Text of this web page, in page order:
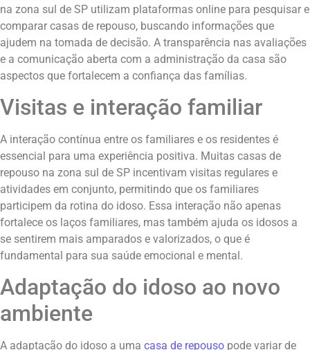
na zona sul de SP utilizam plataformas online para pesquisar e
comparar casas de repouso, buscando informações que
ajudem na tomada de decisão. A transparência nas avaliações
e a comunicação aberta com a administração da casa são
aspectos que fortalecem a confiança das famílias.
Visitas e interação familiar
A interação contínua entre os familiares e os residentes é
essencial para uma experiência positiva. Muitas casas de
repouso na zona sul de SP incentivam visitas regulares e
atividades em conjunto, permitindo que os familiares
participem da rotina do idoso. Essa interação não apenas
fortalece os laços familiares, mas também ajuda os idosos a
se sentirem mais amparados e valorizados, o que é
fundamental para sua saúde emocional e mental.
Adaptação do idoso ao novo
ambiente
A adaptação do idoso a uma casa de repouso pode variar de